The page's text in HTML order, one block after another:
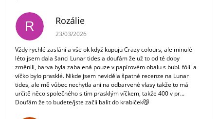
R Rozálie
The store rating is 3 out of 5 stars.
23/03/2026
Vždy rychlé zaslání a vše ok když kupuju Crazy colours, ale minulé
léto jsem dala šanci Lunar tides a doufám že už to od té doby
změnili, barva byla zabalená pouze v papírovém obalu s bubl. fólii a
víčko bylo prasklé. Nikde jsem neviděla špatné recenze na Lunar
tides, ale mě vůbec nechytla ani na odbarvené vlasy takže to má
určitě něco společného s tím prasklým víčkem, takže 400 v pr...
Doufám že to budete/jste začli balit do krabiček😼